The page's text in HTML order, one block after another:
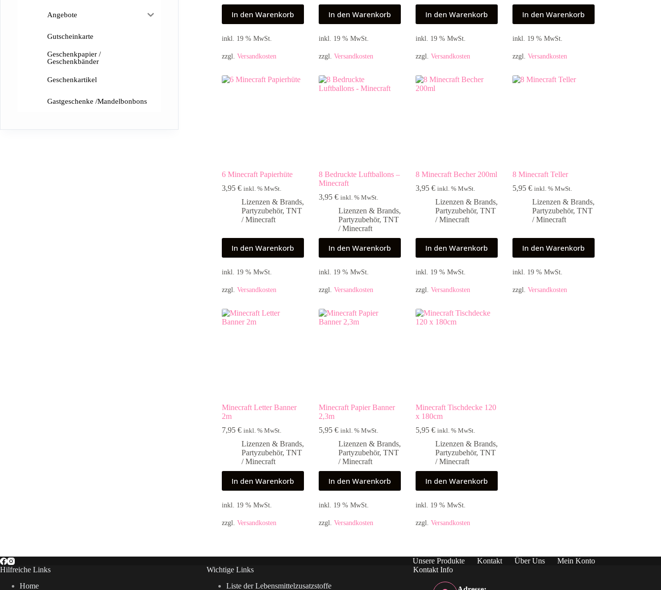
In den Warenkorb
inkl. 19 % MwSt.
zzgl.Versandkosten
In den Warenkorb
inkl. 19 % MwSt.
zzgl.Versandkosten
In den Warenkorb
inkl. 19 % MwSt.
zzgl.Versandkosten
In den Warenkorb
inkl. 19 % MwSt.
zzgl.Versandkosten
6 Minecraft Papierhüte
3,95€ inkl. % MwSt.
Lizenzen & Brands,
Partyzubehör,TNT
/ Minecraft
In den Warenkorb
inkl. 19 % MwSt.
zzgl.Versandkosten
8 Bedruckte Luftballons –
Minecraft
3,95€ inkl. % MwSt.
Lizenzen & Brands,
Partyzubehör,TNT
/ Minecraft
In den Warenkorb
inkl. 19 % MwSt.
zzgl.Versandkosten
8 Minecraft Becher 200ml
3,95€ inkl. % MwSt.
Lizenzen & Brands,
Partyzubehör,TNT
/ Minecraft
In den Warenkorb
inkl. 19 % MwSt.
zzgl.Versandkosten
8 Minecraft Teller
5,95€ inkl. % MwSt.
Lizenzen & Brands,
Partyzubehör,TNT
/ Minecraft
In den Warenkorb
inkl. 19 % MwSt.
zzgl.Versandkosten
Minecraft Letter Banner
2m
7,95€ inkl. % MwSt.
Lizenzen & Brands,
Partyzubehör,TNT
/ Minecraft
In den Warenkorb
inkl. 19 % MwSt.
zzgl.Versandkosten
Minecraft Papier Banner
2,3m
5,95€ inkl. % MwSt.
Lizenzen & Brands,
Partyzubehör,TNT
/ Minecraft
In den Warenkorb
inkl. 19 % MwSt.
zzgl.Versandkosten
Minecraft Tischdecke 120
x 180cm
5,95€ inkl. % MwSt.
Lizenzen & Brands,
Partyzubehör,TNT
/ Minecraft
In den Warenkorb
inkl. 19 % MwSt.
zzgl.Versandkosten
Angebote
Gutscheinkarte
Geschenkpapier /
Geschenkbänder
Geschenkartikel
Gastgeschenke /Mandelbonbons
Unsere Produkte Kontakt Über Uns
Mein Konto
Hilfreiche Links
Home
Wichtige Links
Liste der Lebensmittelzusatzstoffe
Kontakt Info